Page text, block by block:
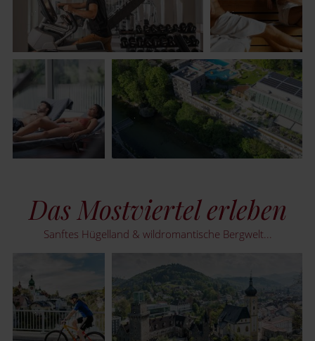
Das Mostviertel erleben
Sanftes Hügelland & wildromantische Bergwelt...